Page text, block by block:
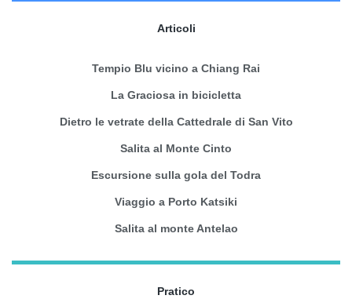
Articoli
Tempio Blu vicino a Chiang Rai
La Graciosa in bicicletta
Dietro le vetrate della Cattedrale di San Vito
Salita al Monte Cinto
Escursione sulla gola del Todra
Viaggio a Porto Katsiki
Salita al monte Antelao
Pratico